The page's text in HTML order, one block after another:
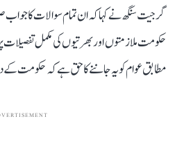
گرجیت سنگھ نے کہا کہ ان تمام سوالات کا
حکومت ملازمتوں اور بھرتیوں کی مکمل
مطابق عوام کو یہ جاننے کا حق ہے کہ حکومت